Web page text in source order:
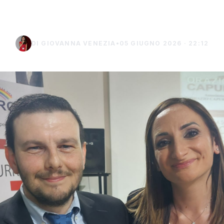
DI GIOVANNA VENEZIA • 05 GIUGNO 2026 · 22:12